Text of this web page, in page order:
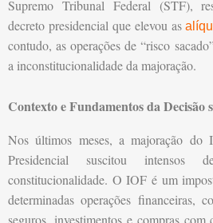
Supremo Tribunal Federal (STF),
decreto presidencial que elevou as
contudo, as operações de “risco
a inconstitucionalidade da majoração.
Contexto e Fundamentos da Decisão
Nos últimos meses, a majoração
Presidencial suscitou intensos
constitucionalidade. O IOF é um
determinadas operações financeiras,
seguros, investimentos e compras